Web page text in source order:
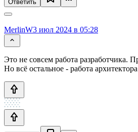
Ответить
MerlinW3 июл 2024 в 05:28
Это не совсем работа разработчика.
Но всё остальное - работа